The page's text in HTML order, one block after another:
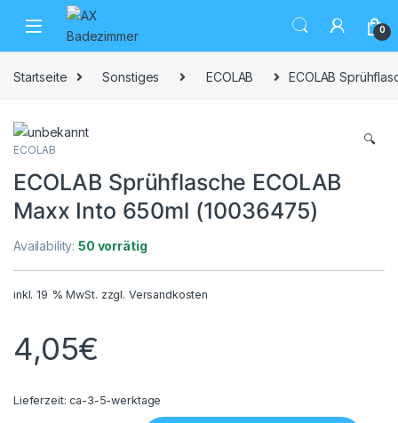
Skip to navigation
Skip to content
0
Startseite Sonstiges ECOLAB ECOLAB
🔍
ECOLAB
ECOLAB Sprühflasche ECOLAB
Maxx Into 650ml (10036475)
Availability:50 vorrätig
inkl. 19 % MwSt. zzgl. Versandkosten
4,05€
Lieferzeit:ca-3-5-werktage